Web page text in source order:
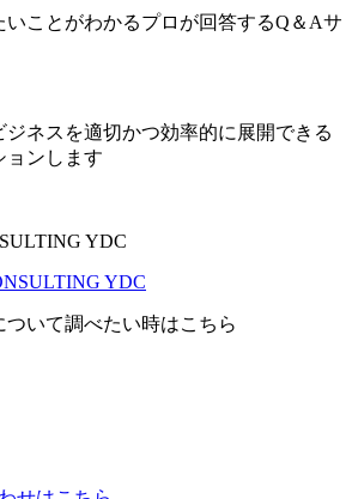
いことがわかるプロが回答するQ＆Aサ
ジネスを適切かつ効率的に展開できる
ョンします
YDC
ついて調べたい時はこちら